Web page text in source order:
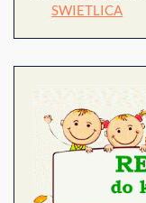
SWIETLICA